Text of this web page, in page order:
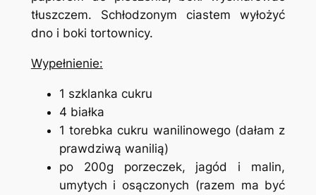
tłuszczem. Schłodzonym ciastem wyłożyć
dno i boki tortownicy.
Wypełnienie:
1 szklanka cukru
4 białka
1 torebka cukru wanilinowego (dałam z
prawdziwą wanilią)
po 200g porzeczek, jagód i malin,
umytych i osączonych (razem ma być